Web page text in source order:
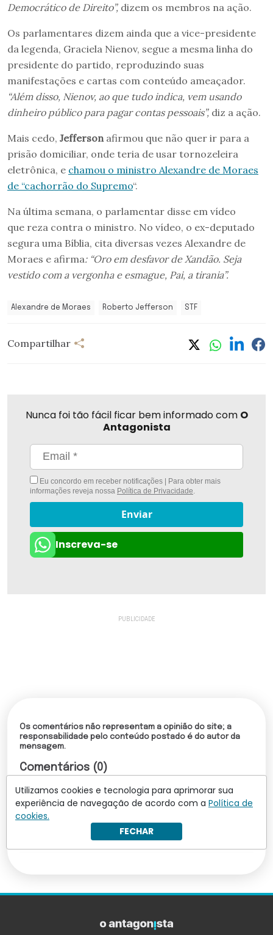
Democrático de Direito”, dizem os membros na ação.
Os parlamentares dizem ainda que a vice-presidente
da legenda, Graciela Nienov, segue a mesma linha do
presidente do partido, reproduzindo suas
manifestações e cartas com conteúdo ameaçador.
“Além disso, Nienov, ao que tudo indica, vem usando
dinheiro público para pagar contas pessoais”, diz a ação.
Mais cedo, Jefferson afirmou que não quer ir para a
prisão domiciliar, onde teria de usar tornozeleira
eletrônica, e chamou o ministro Alexandre de Moraes
de “cachorrão do Supremo“.
Na última semana, o parlamentar disse em vídeo
que reza contra o ministro. No vídeo, o ex-deputado
segura uma Bíblia, cita diversas vezes Alexandre de
Moraes e afirma: “Oro em desfavor de Xandão. Seja
vestido com a vergonha e esmague, Pai, a tirania”.
Alexandre de Moraes Roberto Jefferson STF
Compartilhar
Nunca foi tão fácil ficar bem informado com O
Antagonista
Eu concordo em receber notificações | Para obter mais
informações reveja nossa Política de Privacidade
Enviar
Inscreva-se
Os comentários não representam a opinião do site; a
responsabilidade pelo conteúdo postado é do autor da
mensagem.
Comentários (0)
Torne-se um assinante para comentar
Leia mais comentários
Utilizamos cookies e tecnologia para aprimorar sua
experiência de navegação de acordo com a Política de
cookies.
FECHAR